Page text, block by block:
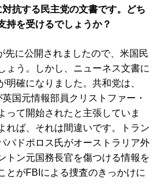
抗する民主党の文書です。どち
持を受けるでしょうか？
先に公開されましたので、米国民
ょう。しかし、ニューネス文書に
明確になりました。共和党は、
国元情報部員クリストファー・
って開始されたと主張していま
れば、それは間違いです。トラン
パドポロス氏がオーストラリア外
トン元国務長官を傷つける情報を
とがFBIによる捜査のきっかけに